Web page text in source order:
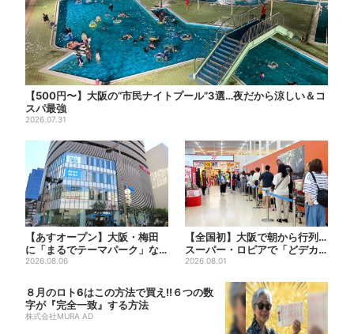
【500円〜】大阪の“市民ナイトプール”3選…夜だから涼しい＆コ
スパ最強
2026.07.31
【あすオープン】大阪・梅田
に「まるでテーマパーク」な
巨大スポーツ店、461ブラン...
2026.08.06
【全国初】大阪で朝から行列…
スーパー・ロピアで「どデカ
抽選会」、開始30分で“1...
2026.08.01
８月のロト6はこの方法で買え!!６つの数
字が『完全一致』する方法
株式会社MURA AD